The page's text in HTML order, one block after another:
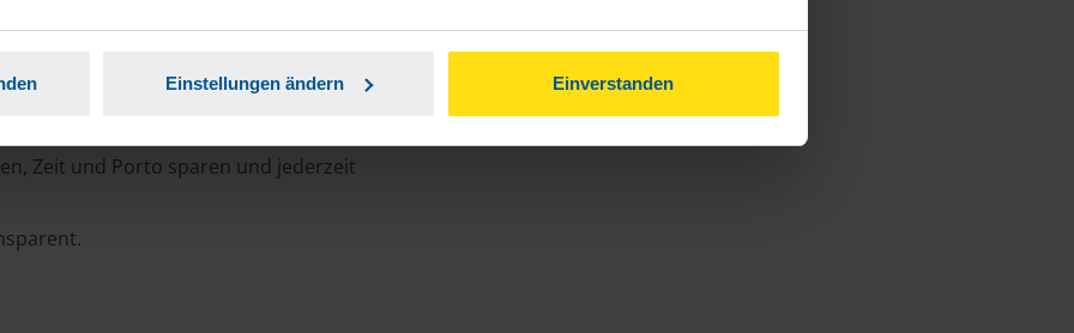
Einstellungen ändern Einverstanden
Zeit und Porto sparen und jederzeit